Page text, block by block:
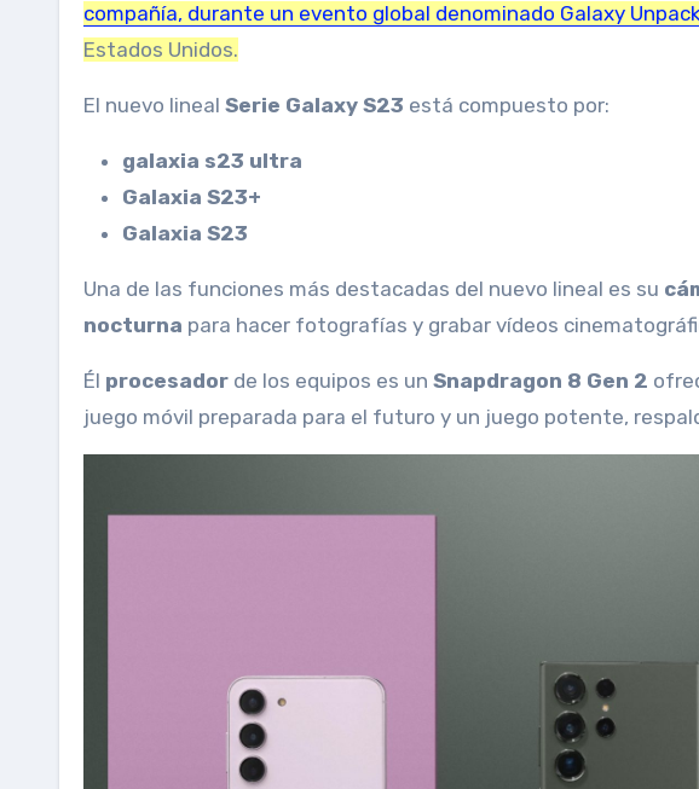
compañía, durante un evento global denominado Galaxy
Estados Unidos.
El nuevo lineal Serie Galaxy S23 está compuesto por:
galaxia s23 ultra
Galaxia S23+
Galaxia S23
Una de las funciones más destacadas del nuevo lineal es su
nocturna para hacer fotografías y grabar vídeos
Él procesador de los equipos es un Snapdragon 8 Gen 2
juego móvil preparada para el futuro y un juego potente,